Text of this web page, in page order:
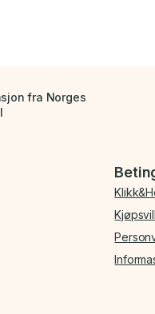
fra Norges